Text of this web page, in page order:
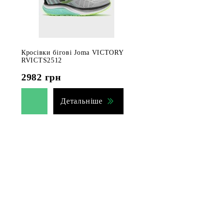
Кросівки бігові Joma VICTORY
RVICTS2512
2982 грн
Детальніше